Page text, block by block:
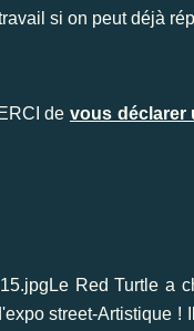
si on peut déjà
de vous déclarer
Le Red Turtle a
street-Artistique !